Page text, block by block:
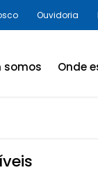
Ouvidoria
e
somos Onde